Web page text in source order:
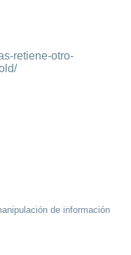
retiene-otro-
de información